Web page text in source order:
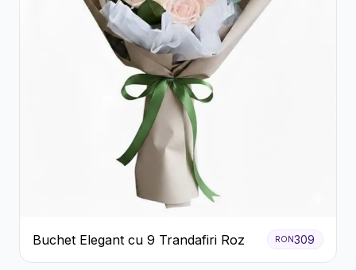
Buchet Elegant cu 9 Trandafiri Roz RON309